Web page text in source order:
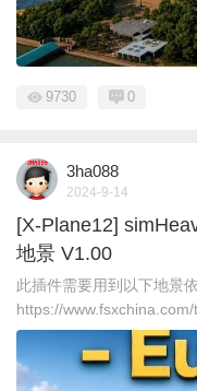
9730 0
3ha088
2024-9-14
[X-Plane12]
地景 V1.00
此插件需要用到以下地景
https://www.fsxchina.com/